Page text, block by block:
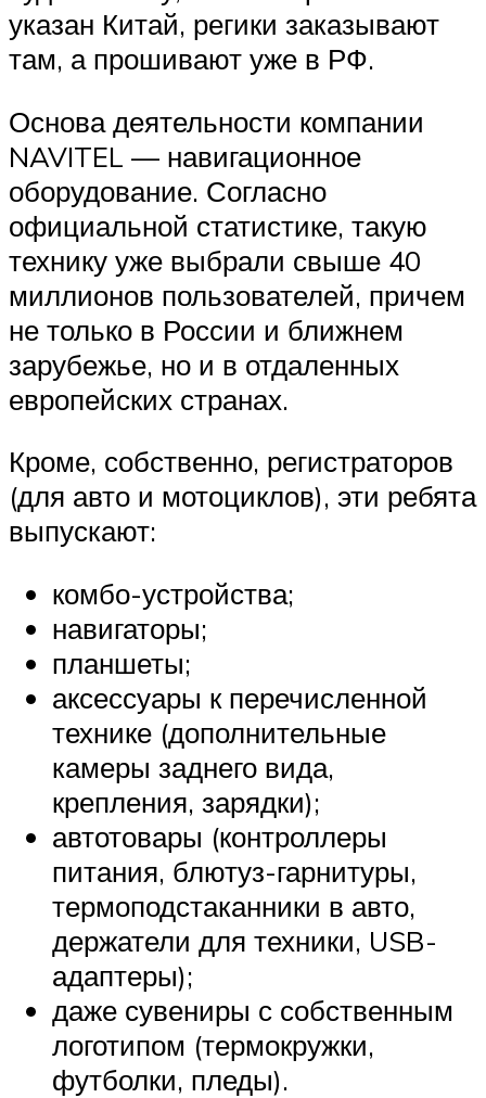
указан Китай, регики заказывают
там, а прошивают уже в РФ.
Основа деятельности компании
NAVITEL — навигационное
оборудование. Согласно
официальной статистике, такую
технику уже выбрали свыше 40
миллионов пользователей, причем
не только в России и ближнем
зарубежье, но и в отдаленных
европейских странах.
Кроме, собственно, регистраторов
(для авто и мотоциклов), эти ребята
выпускают:
комбо-устройства;
навигаторы;
планшеты;
аксессуары к перечисленной
технике (дополнительные
камеры заднего вида,
крепления, зарядки);
автотовары (контроллеры
питания, блютуз-гарнитуры,
термоподстаканники в авто,
держатели для техники, USB-
адаптеры);
даже сувениры с собственным
логотипом (термокружки,
футболки, пледы).